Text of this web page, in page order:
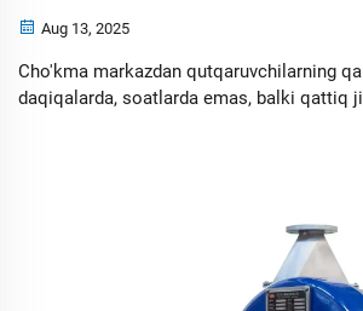
Aug 13, 2025
Cho'kma markazdan qutqaruvchilarning
daqiqalarda, soatlarda emas, balki qattiq